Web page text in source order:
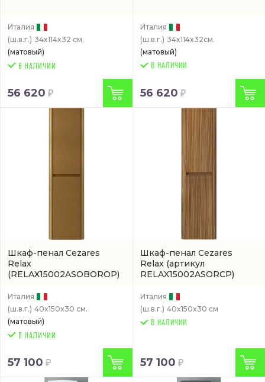
Италия
(ш.в.г.) 34x114x32 см.
(матовый)
56 620
Италия
(ш.в.г.) 34x114x32см.
(матовый)
В НАЛИЧИИ
56 620
Шкаф-пенал Cezares
Relax
(RELAX15002ASOBOROP)
Италия
(ш.в.г.) 40x150x30 см.
(матовый)
57 100
Шкаф-пенал Cezares
Relax (артикул
RELAX15002ASORCP)
Италия
(ш.в.г.) 40x150x30 см
В НАЛИЧИИ
57 100